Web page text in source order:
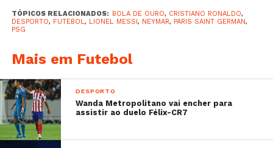
TÓPICOS RELACIONADOS: BOLA DE OURO, CRISTIANO RONALDO,
DESPORTO, FUTEBOL, LIONEL MESSI, NEYMAR, PARIS SAINT GERMAN,
PSG
Mais em Futebol
DESPORTO
Wanda Metropolitano vai encher para
assistir ao duelo Félix-CR7